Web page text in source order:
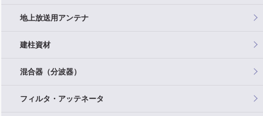
地上放送用アンテナ
建柱資材
混合器（分波器）
フィルタ・アッテネータ